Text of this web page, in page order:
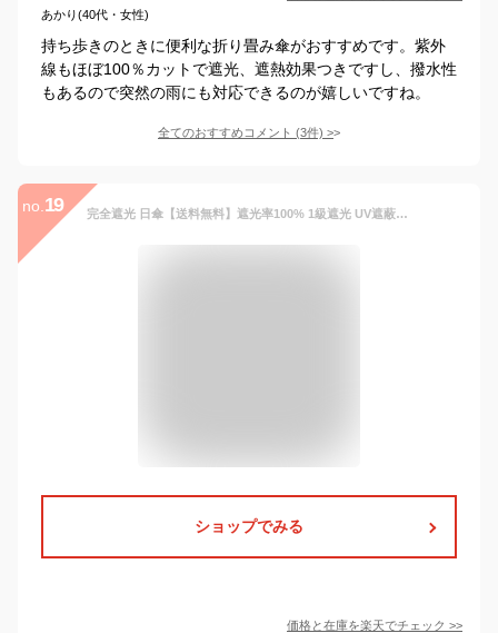
あかり(40代・女性)
持ち歩きのときに便利な折り畳み傘がおすすめです。紫外
線もほぼ100％カットで遮光、遮熱効果つきですし、撥水性
もあるので突然の雨にも対応できるのが嬉しいですね。
全てのおすすめコメント (3件) >
no. 19 完全遮光 日傘【送料無料】遮光率100% 1級遮光 UV遮蔽率100% 晴雨兼用 ショート傘 50cm レディース makez. マケズ ブラックコーティング 竹ハンドル バンブーハンドル 紫外線カット UVカット 2本ライン 3色切替 グログラン＆レースプリント 7513 7514 7516【母の日 ギフト】
ショップでみる
価格と在庫を楽天でチェック >>